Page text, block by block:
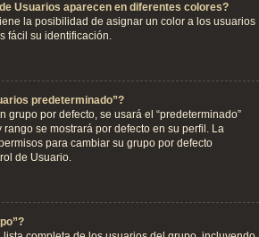
Usuarios aparecen en diferentes colores?
la posibilidad de asignar un color a los usuarios
fácil su identificación.
predeterminado”?
grupo por defecto, se usará el “predeterminado”
se mostrará por defecto en su perfil. La
para cambiar su grupo por defecto
de Usuario.